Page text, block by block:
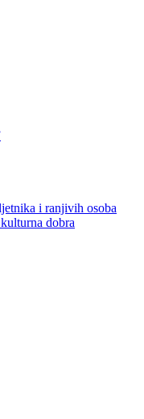
i ranjivih osoba
dobra